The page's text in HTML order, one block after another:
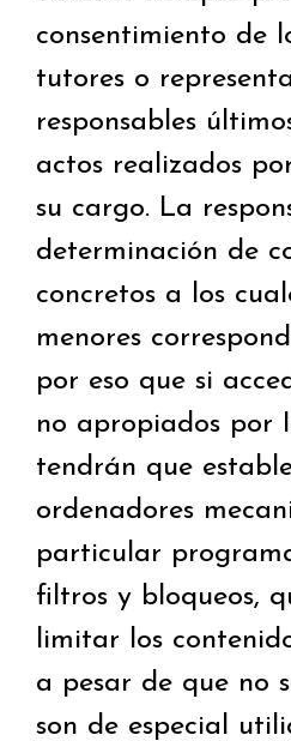
consentimiento de
tutores o
responsables
actos realizados
su cargo. La
determinación de
concretos a los
menores
por eso que si
no apropiados por
tendrán que
ordenadores
particular
filtros y bloqueos,
limitar los
a pesar de que no
son de especial